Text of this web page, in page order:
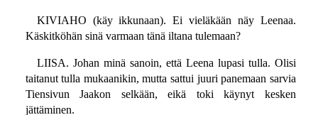
KIVIAHO (käy ikkunaan). Ei vieläkään näy Leenaa.
Käskitköhän sinä varmaan tänä iltana tulemaan?
LIISA. Johan minä sanoin, että Leena lupasi tulla. Olisi
taitanut tulla mukaanikin, mutta sattui juuri panemaan sarvia
Tiensivun Jaakon selkään, eikä toki käynyt kesken
jättäminen.